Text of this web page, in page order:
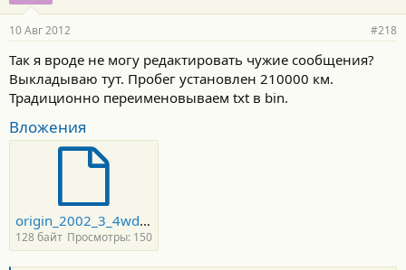
этим дампом на авто нет зумера задней передачи. Но залив
этот дамп к себе, зумер у меня был. Так что тут совсем все
запутано.
В общем я рад. Деньги остались при мне, а на климате
километры, литры и градусы
10 Авг 2012 #218
Так я вроде не могу редактировать чужие сообщения?
Выкладываю тут. Пробег установлен 210000 км.
Традиционно переименовываем txt в bin.
Вложения
origin_2002_3_4wd_lim1.txt
128 байт Просмотры: 150